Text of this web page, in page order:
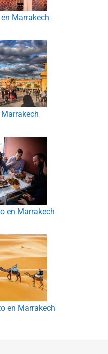
Marrakech
en Marrakech
en Marrakech